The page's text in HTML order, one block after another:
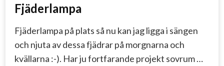
Fjäderlampa
Fjäderlampa på plats så nu kan jag ligga i sängen
och njuta av dessa fjädrar på morgnarna och
kvällarna :-). Har ju fortfarande projekt sovrum …